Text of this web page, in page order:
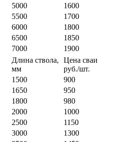
5000
1600
5500
1700
6000
1800
6500
1850
7000
1900
Длина ствола,
мм
Цена сваи
руб./шт.
1500
900
1650
950
1800
980
2000
1000
2500
1150
3000
1300